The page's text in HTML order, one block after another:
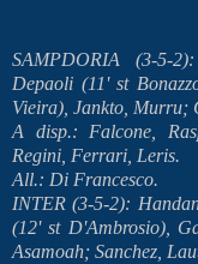
SAMPDORIA (3-5-
Depaoli (11' st
Vieira), Jankto, Murru;
A disp.: Falcone,
Regini, Ferrari, Leris.
All.: Di Francesco.
INTER (3-5-2):
(12' st D'Ambrosio),
Asamoah; Sanchez,